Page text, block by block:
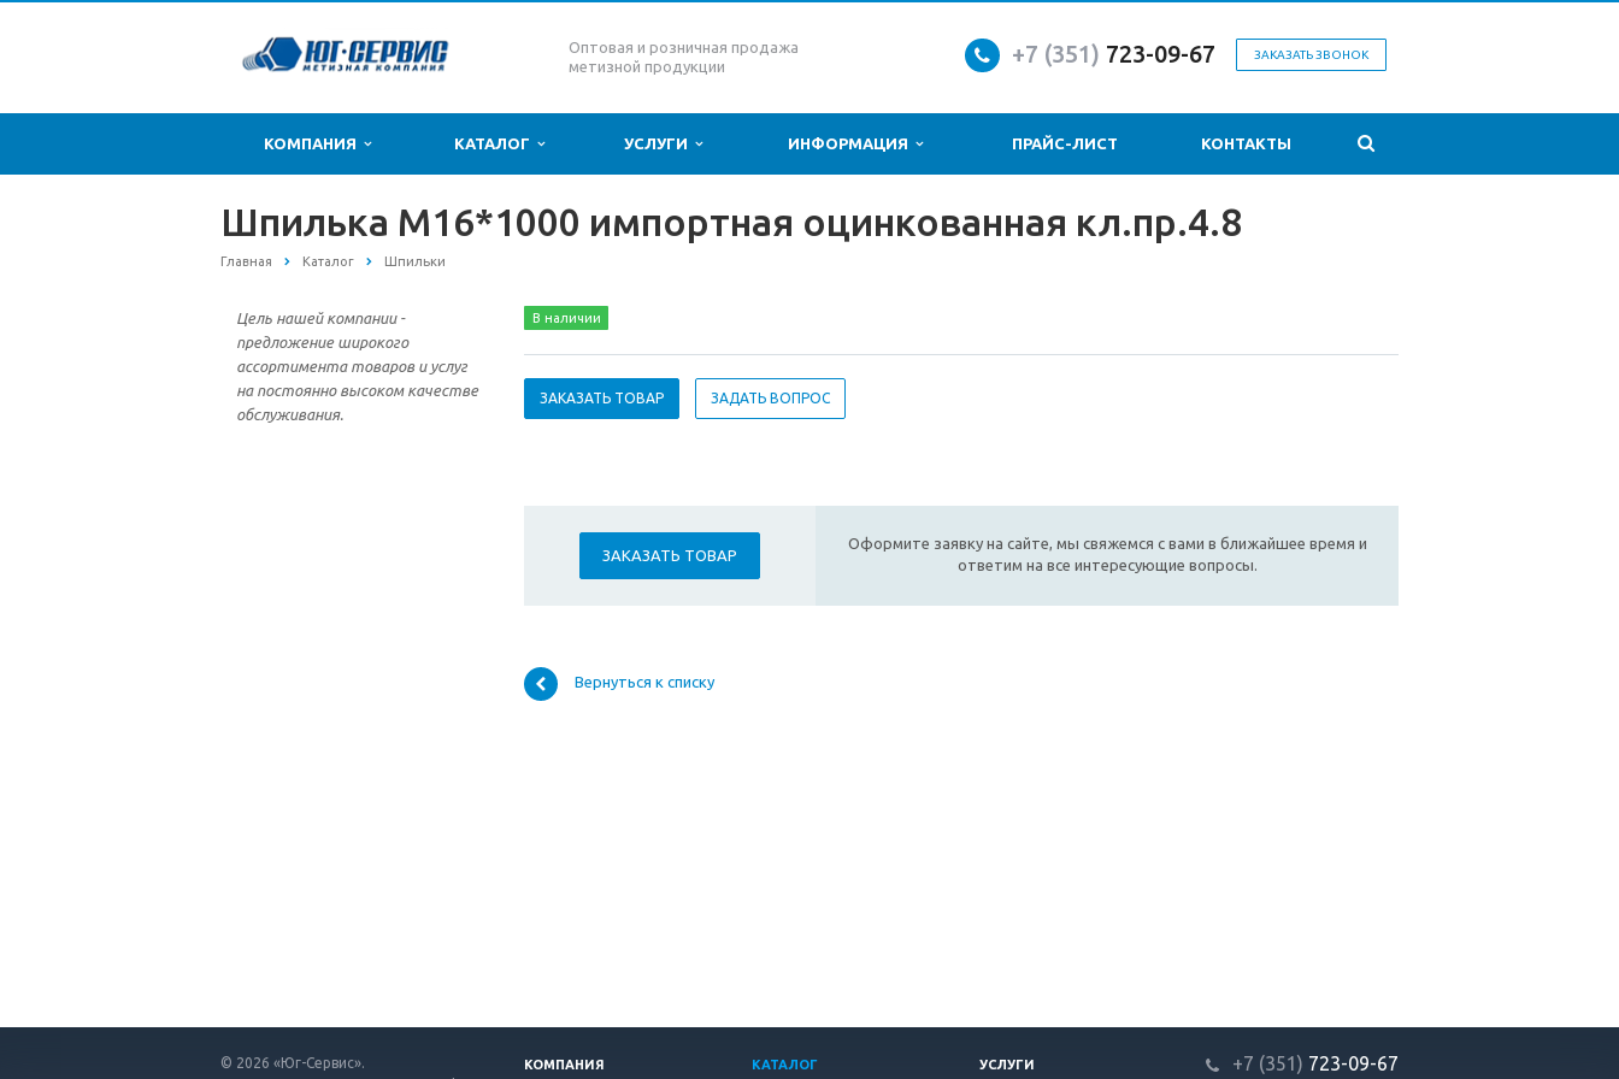
Оптовая и розничная продажа
метизной продукции
ЗАКАЗАТЬ ЗВОНОК
+7 (351) 723-09-67
КОМПАНИЯ КАТАЛОГ УСЛУГИ ИНФОРМАЦИЯ ПРАЙС-ЛИСТ КОНТАКТЫ
Шпилька М16*1000 импортная оцинкованная кл.пр.4.8
Главная Каталог Шпильки
Цель нашей компании -
предложение широкого
ассортимента товаров и услуг
на постоянно высоком качестве
обслуживания.
В наличии
ЗАКАЗАТЬ ТОВАР ЗАДАТЬ ВОПРОС
ЗАКАЗАТЬ ТОВАР
Оформите заявку на сайте, мы свяжемся с вами в ближайшее время и
ответим на все интересующие вопросы.
Вернуться к списку
© 2026 «Юг-Сервис».
КОМПАНИЯ КАТАЛОГ УСЛУГИ +7 (351) 723-09-67